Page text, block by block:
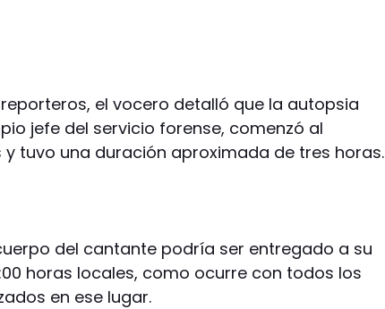
el vocero detalló que la autopsia
jefe del servicio forense, comenzó al
tuvo una duración aproximada de tres horas.
del cantante podría ser entregado a su
horas locales, como ocurre con todos los
en ese lugar.